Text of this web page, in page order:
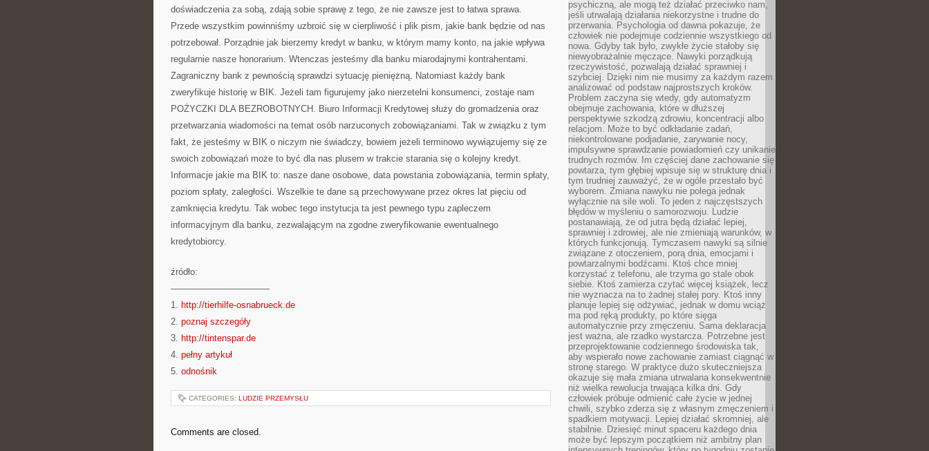
doświadczenia za sobą, zdają sobie sprawę z tego, że nie zawsze jest to łatwa sprawa.
Przede wszystkim powinniśmy uzbroić się w cierpliwość i plik pism, jakie bank będzie od nas
potrzebował. Porządnie jak bierzemy kredyt w banku, w którym mamy konto, na jakie wpływa
regularnie nasze honorarium. Wtenczas jesteśmy dla banku miarodajnymi kontrahentami.
Zagraniczny bank z pewnością sprawdzi sytuację pieniężną. Natomiast każdy bank
zweryfikuje historię w BIK. Jeżeli tam figurujemy jako nierzetelni konsumenci, zostaje nam
POŻYCZKI DLA BEZROBOTNYCH. Biuro Informacji Kredytowej służy do gromadzenia oraz
przetwarzania wiadomości na temat osób narzuconych zobowiązaniami. Tak w związku z tym
fakt, że jesteśmy w BIK o niczym nie świadczy, bowiem jeżeli terminowo wywiązujemy się ze
swoich zobowiązań może to być dla nas plusem w trakcie starania się o kolejny kredyt.
Informacje jakie ma BIK to: nasze dane osobowe, data powstania zobowiązania, termin spłaty,
poziom spłaty, zaległości. Wszelkie te dane są przechowywane przez okres lat pięciu od
zamknięcia kredytu. Tak wobec tego instytucja ta jest pewnego typu zapleczem
informacyjnym dla banku, zezwalającym na zgodne zweryfikowanie ewentualnego
kredytobiorcy.
źródło:
———————————
1. http://tierhilfe-osnabrueck.de
2. poznaj szczegóły
3. http://tintenspar.de
4. pełny artykuł
5. odnośnik
CATEGORIES: LUDZIE PRZEMYSŁU
Comments are closed.
psychiczną, ale mogą też działać przeciwko nam,
jeśli utrwalają działania niekorzystne i trudne do
przerwania. Psychologia od dawna pokazuje, że
człowiek nie podejmuje codziennie wszystkiego od
nowa. Gdyby tak było, zwykłe życie stałoby się
niewyobrażalnie męczące. Nawyki porządkują
rzeczywistość, pozwalają działać sprawniej i
szybciej. Dzięki nim nie musimy za każdym razem
analizować od podstaw najprostszych kroków.
Problem zaczyna się wtedy, gdy automatyzm
obejmuje zachowania, które w dłuższej
perspektywie szkodzą zdrowiu, koncentracji albo
relacjom. Może to być odkładanie zadań,
niekontrolowane podjadanie, zarywanie nocy,
impulsywne sprawdzanie powiadomień czy unikanie
trudnych rozmów. Im częściej dane zachowanie się
powtarza, tym głębiej wpisuje się w strukturę dnia i
tym trudniej zauważyć, że w ogóle przestało być
wyborem. Zmiana nawyku nie polega jednak
wyłącznie na sile woli. To jeden z najczęstszych
błędów w myśleniu o samorozwoju. Ludzie
postanawiają, że od jutra będą działać lepiej,
sprawniej i zdrowiej, ale nie zmieniają warunków, w
których funkcjonują. Tymczasem nawyki są silnie
związane z otoczeniem, porą dnia, emocjami i
powtarzalnymi bodźcami. Ktoś chce mniej
korzystać z telefonu, ale trzyma go stale obok
siebie. Ktoś zamierza czytać więcej książek, lecz
nie wyznacza na to żadnej stałej pory. Ktoś inny
planuje lepiej się odżywiać, jednak w domu wciąż
ma pod ręką produkty, po które sięga
automatycznie przy zmęczeniu. Sama deklaracja
jest ważna, ale rzadko wystarcza. Potrzebne jest
przeprojektowanie codziennego środowiska tak,
aby wspierało nowe zachowanie zamiast ciągnąć w
stronę starego. W praktyce dużo skuteczniejsza
okazuje się mała zmiana utrwalana konsekwentnie
niż wielka rewolucja trwająca kilka dni. Gdy
człowiek próbuje odmienić całe życie w jednej
chwili, szybko zderza się z własnym zmęczeniem i
spadkiem motywacji. Lepiej działać skromniej, ale
stabilnie. Dziesięć minut spaceru każdego dnia
może być lepszym początkiem niż ambitny plan